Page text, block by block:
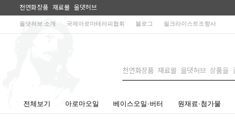
천연화장품 재료몰 올댓허브
올댓허브 소개 국제아로마테라피협회 블로그 필크라이스트조향사
전체보기 아로마오일 베이스오일·버터 원재료·첨가물